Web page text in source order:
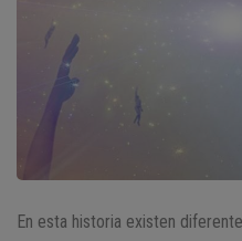
En esta historia existen